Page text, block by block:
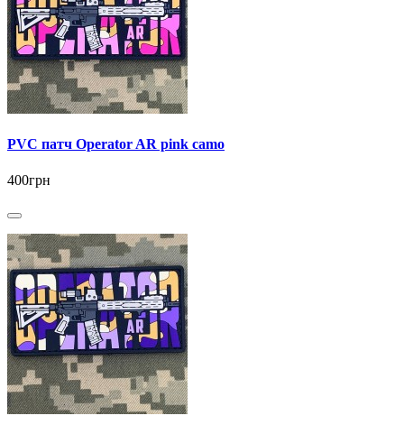
PVC патч Operator AR pink camo
400грн